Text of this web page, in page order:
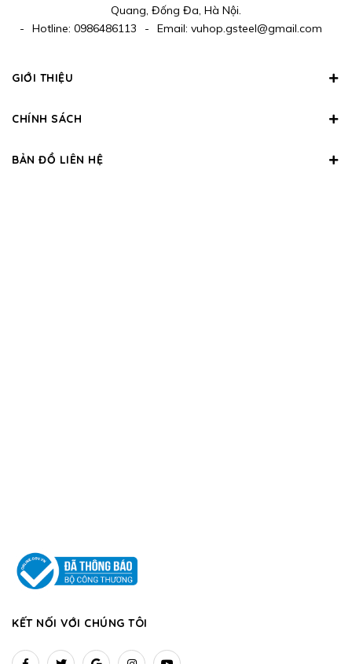
Quang, Đống Đa, Hà Nội.
-
Hotline: 0986486113 - Email: vuhop.gsteel@gmail.com
GIỚI THIỆU
CHÍNH SÁCH
BẢN ĐỒ LIÊN HỆ
KẾT NỐI VỚI CHÚNG TÔI